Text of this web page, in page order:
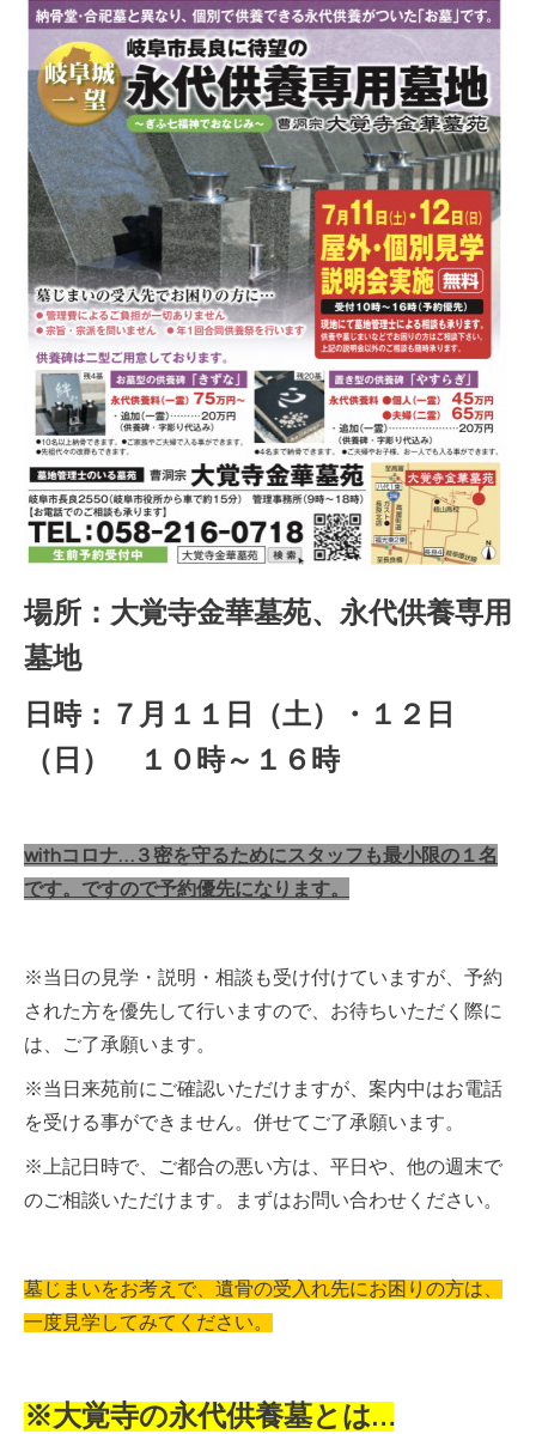
場所：大覚寺金華墓苑、永代供養専用
墓地
日時：７月１１日（土）・１２日
（日） １０時～１６時
withコロナ…３密を守るためにスタッフも最小限の１名
です。ですので予約優先になります。
※当日の見学・説明・相談も受け付けていますが、予約
された方を優先して行いますので、お待ちいただく際に
は、ご了承願います。
※当日来苑前にご確認いただけますが、案内中はお電話
を受ける事ができません。併せてご了承願います。
※上記日時で、ご都合の悪い方は、平日や、他の週末で
のご相談いただけます。まずはお問い合わせください。
墓じまいをお考えで、遺骨の受入れ先にお困りの方は、
一度見学してみてください。
※大覚寺の永代供養墓とは…